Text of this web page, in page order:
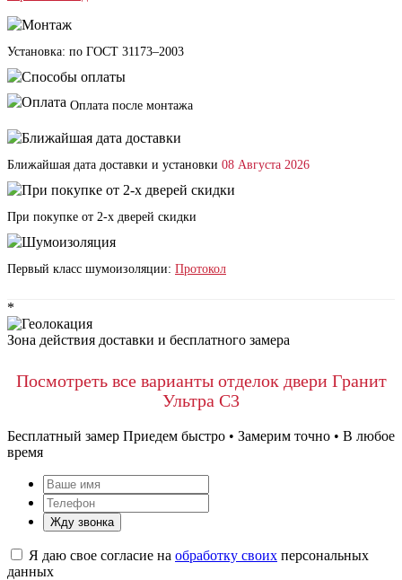
Установка: по ГОСТ 31173–2003
Оплата после монтажа
Ближайшая дата доставки и установки 08 Августа 2026
При покупке от 2-х дверей скидки
Первый класс шумоизоляции: Протокол
*
Зона действия доставки и бесплатного замера
Посмотреть все варианты отделок двери Гранит
Ультра С3
Бесплатный замер Приедем быстро • Замерим точно • В любое
время
Жду звонка
Я даю свое согласие на обработку своих персональных
данных